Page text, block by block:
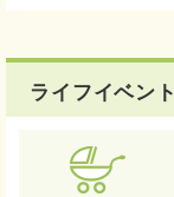
ライフイベント